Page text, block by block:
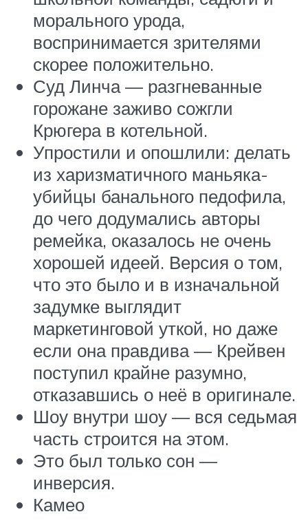
морального урода,
воспринимается зрителями
скорее положительно.
Суд Линча — разгневанные
горожане заживо сожгли
Крюгера в котельной.
Упростили и опошлили: делать
из харизматичного маньяка-
убийцы банального педофила,
до чего додумались авторы
ремейка, оказалось не очень
хорошей идеей. Версия о том,
что это было и в изначальной
задумке выглядит
маркетинговой уткой, но даже
если она правдива — Крейвен
поступил крайне разумно,
отказавшись о неё в оригинале.
Шоу внутри шоу — вся седьмая
часть строится на этом.
Это был только сон —
инверсия.
Камео